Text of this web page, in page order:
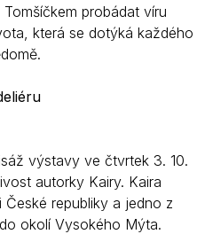
probádat víru
která se dotýká každého
výstavy ve čtvrtek 3. 10.
autorky Kairy. Kaira
republiky a jedno z
okolí Vysokého Mýta.